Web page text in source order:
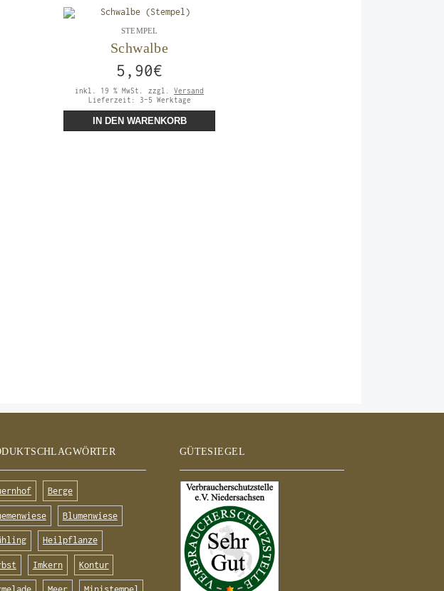
STEMPEL
Schwalbe
5,90€
inkl. 19 % MwSt. zzgl.Versand
Lieferzeit:
3-5 Werktage
IN DEN WARENKORB
Berge
Blumenwiese
Heilpflanze
Imkern Kontur
GÜTESIEGEL